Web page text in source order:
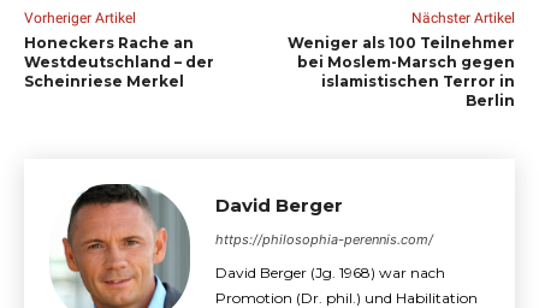
Vorheriger Artikel
Honeckers Rache an
Westdeutschland – der
Scheinriese Merkel
Nächster Artikel
Weniger als 100 Teilnehmer
bei Moslem-Marsch gegen
islamistischen Terror in
Berlin
David Berger
https://philosophia-perennis.com/
David Berger (Jg. 1968) war nach
Promotion (Dr. phil.) und Habilitation